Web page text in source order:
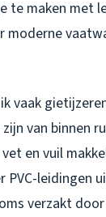
te maken met
moderne
vaak
zijn van binnen
en vuil
PVC-leidingen
verzakt door